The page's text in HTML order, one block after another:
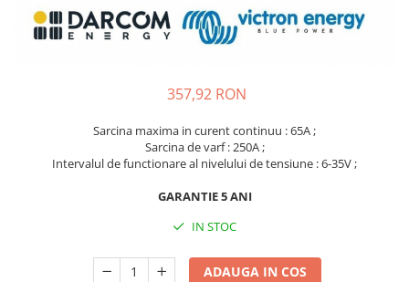
357,92 RON
Sarcina maxima in curent continuu : 65A ;
Sarcina de varf : 250A ;
Intervalul de functionare al nivelului de tensiune : 6-35V ;
GARANTIE 5 ANI
IN STOC
ADAUGA IN COS